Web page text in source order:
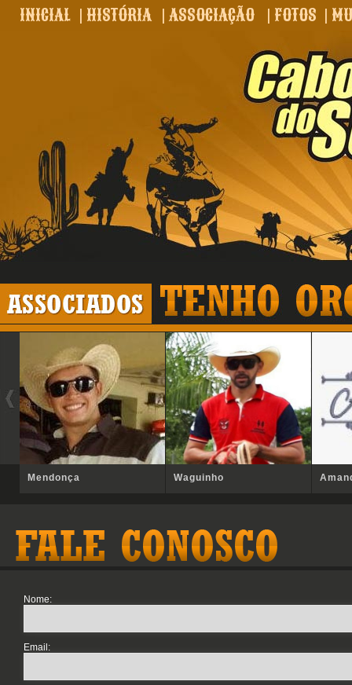
INICIAL | HISTÓRIA | ASSOCIAÇÃO | FOTOS |
Mendonça Waguinho
Nome:
Email: